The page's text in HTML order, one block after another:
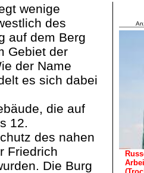
wenige
des
auf dem Berg
Gebiet der
der Name
es sich dabei
die auf
12.
des nahen
Friedrich
Die Burg